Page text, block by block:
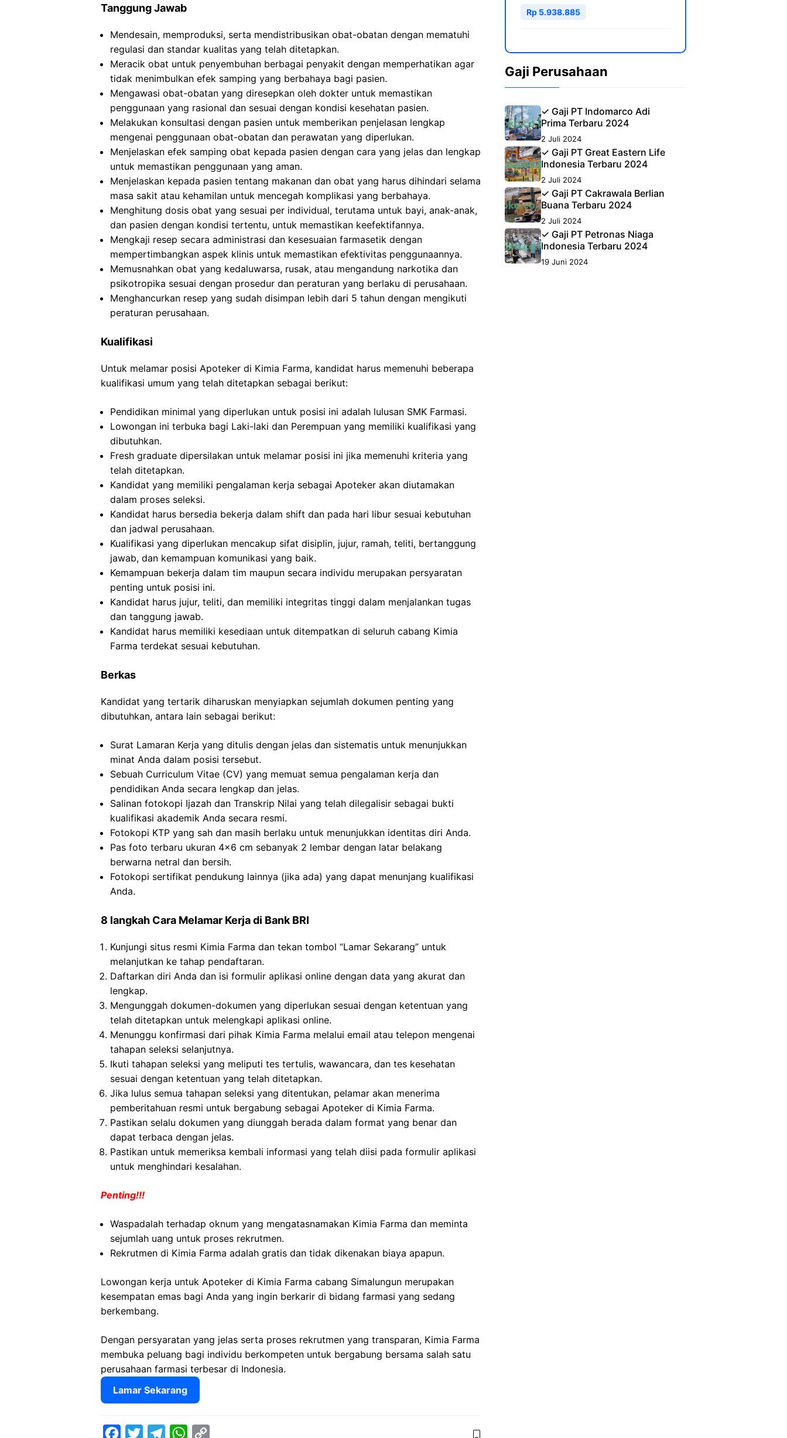
Tanggung Jawab
Mendesain, memproduksi, serta mendistribusikan obat-obatan dengan mematuhi
regulasi dan standar kualitas yang telah ditetapkan.
Meracik obat untuk penyembuhan berbagai penyakit dengan memperhatikan agar
tidak menimbulkan efek samping yang berbahaya bagi pasien.
Mengawasi obat-obatan yang diresepkan oleh dokter untuk memastikan
penggunaan yang rasional dan sesuai dengan kondisi kesehatan pasien.
Melakukan konsultasi dengan pasien untuk memberikan penjelasan lengkap
mengenai penggunaan obat-obatan dan perawatan yang diperlukan.
Menjelaskan efek samping obat kepada pasien dengan cara yang jelas dan lengkap
untuk memastikan penggunaan yang aman.
Menjelaskan kepada pasien tentang makanan dan obat yang harus dihindari selama
masa sakit atau kehamilan untuk mencegah komplikasi yang berbahaya.
Menghitung dosis obat yang sesuai per individual, terutama untuk bayi, anak-anak,
dan pasien dengan kondisi tertentu, untuk memastikan keefektifannya.
Mengkaji resep secara administrasi dan kesesuaian farmasetik dengan
mempertimbangkan aspek klinis untuk memastikan efektivitas penggunaannya.
Memusnahkan obat yang kedaluwarsa, rusak, atau mengandung narkotika dan
psikotropika sesuai dengan prosedur dan peraturan yang berlaku di perusahaan.
Menghancurkan resep yang sudah disimpan lebih dari 5 tahun dengan mengikuti
peraturan perusahaan.
Kualifikasi
Untuk melamar posisi Apoteker di Kimia Farma, kandidat harus memenuhi beberapa
kualifikasi umum yang telah ditetapkan sebagai berikut:
Pendidikan minimal yang diperlukan untuk posisi ini adalah lulusan SMK Farmasi.
Lowongan ini terbuka bagi Laki-laki dan Perempuan yang memiliki kualifikasi yang
dibutuhkan.
Fresh graduate dipersilakan untuk melamar posisi ini jika memenuhi kriteria yang
telah ditetapkan.
Kandidat yang memiliki pengalaman kerja sebagai Apoteker akan diutamakan
dalam proses seleksi.
Kandidat harus bersedia bekerja dalam shift dan pada hari libur sesuai kebutuhan
dan jadwal perusahaan.
Kualifikasi yang diperlukan mencakup sifat disiplin, jujur, ramah, teliti, bertanggung
jawab, dan kemampuan komunikasi yang baik.
Kemampuan bekerja dalam tim maupun secara individu merupakan persyaratan
penting untuk posisi ini.
Kandidat harus jujur, teliti, dan memiliki integritas tinggi dalam menjalankan tugas
dan tanggung jawab.
Kandidat harus memiliki kesediaan untuk ditempatkan di seluruh cabang Kimia
Farma terdekat sesuai kebutuhan.
Berkas
Kandidat yang tertarik diharuskan menyiapkan sejumlah dokumen penting yang
dibutuhkan, antara lain sebagai berikut:
Surat Lamaran Kerja yang ditulis dengan jelas dan sistematis untuk menunjukkan
minat Anda dalam posisi tersebut.
Sebuah Curriculum Vitae (CV) yang memuat semua pengalaman kerja dan
pendidikan Anda secara lengkap dan jelas.
Salinan fotokopi Ijazah dan Transkrip Nilai yang telah dilegalisir sebagai bukti
kualifikasi akademik Anda secara resmi.
Fotokopi KTP yang sah dan masih berlaku untuk menunjukkan identitas diri Anda.
Pas foto terbaru ukuran 4×6 cm sebanyak 2 lembar dengan latar belakang
berwarna netral dan bersih.
Fotokopi sertifikat pendukung lainnya (jika ada) yang dapat menunjang kualifikasi
Anda.
8 langkah Cara Melamar Kerja di Bank BRI
Kunjungi situs resmi Kimia Farma dan tekan tombol “Lamar Sekarang” untuk
melanjutkan ke tahap pendaftaran.
Daftarkan diri Anda dan isi formulir aplikasi online dengan data yang akurat dan
lengkap.
Mengunggah dokumen-dokumen yang diperlukan sesuai dengan ketentuan yang
telah ditetapkan untuk melengkapi aplikasi online.
Menunggu konfirmasi dari pihak Kimia Farma melalui email atau telepon mengenai
tahapan seleksi selanjutnya.
Ikuti tahapan seleksi yang meliputi tes tertulis, wawancara, dan tes kesehatan
sesuai dengan ketentuan yang telah ditetapkan.
Jika lulus semua tahapan seleksi yang ditentukan, pelamar akan menerima
pemberitahuan resmi untuk bergabung sebagai Apoteker di Kimia Farma.
Pastikan selalu dokumen yang diunggah berada dalam format yang benar dan
dapat terbaca dengan jelas.
Pastikan untuk memeriksa kembali informasi yang telah diisi pada formulir aplikasi
untuk menghindari kesalahan.
Penting!!!
Waspadalah terhadap oknum yang mengatasnamakan Kimia Farma dan meminta
sejumlah uang untuk proses rekrutmen.
Rekrutmen di Kimia Farma adalah gratis dan tidak dikenakan biaya apapun.
Lowongan kerja untuk Apoteker di Kimia Farma cabang Simalungun merupakan
kesempatan emas bagi Anda yang ingin berkarir di bidang farmasi yang sedang
berkembang.
Dengan persyaratan yang jelas serta proses rekrutmen yang transparan, Kimia Farma
membuka peluang bagi individu berkompeten untuk bergabung bersama salah satu
perusahaan farmasi terbesar di Indonesia.
Lamar Sekarang
W
Rp 5.938.885
Gaji Perusahaan
✓ Gaji PT Indomarco Adi
Prima Terbaru 2024
2 Juli 2024
✓ Gaji PT Great Eastern Life
Indonesia Terbaru 2024
2 Juli 2024
✓ Gaji PT Cakrawala Berlian
Buana Terbaru 2024
2 Juli 2024
✓ Gaji PT Petronas Niaga
Indonesia Terbaru 2024
19 Juni 2024